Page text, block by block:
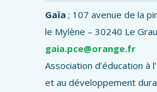
Gaïa ; 107 avenue de la
le Mylène – 30240 Le
gaia.pce@orange.fr
Association d’éducation à
et au développement